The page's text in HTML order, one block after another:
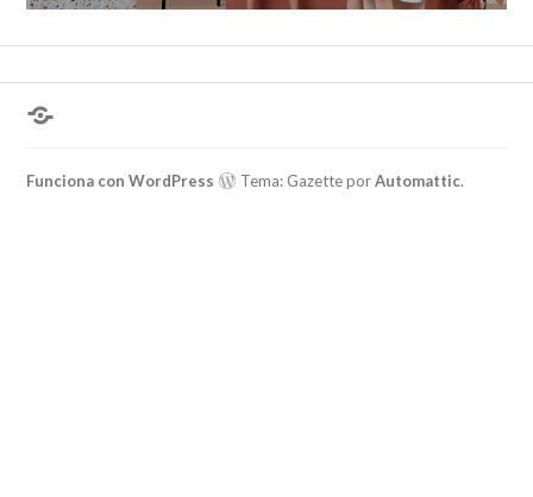
entradas
Funciona con WordPress Tema: Gazette porAutomattic.